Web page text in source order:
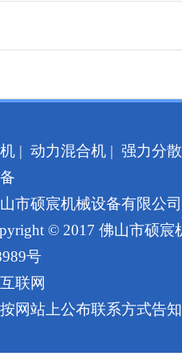
| 动力混合机 | 强力分
市硕宸机械设备有限公
© 2017 佛山市硕
号
联网
网站上公布联系方式告